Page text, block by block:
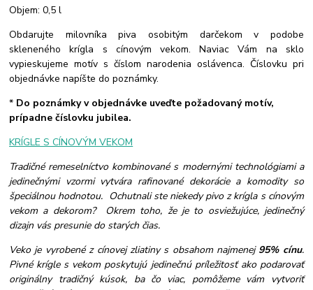
Objem: 0,5 l
Obdarujte milovníka piva osobitým darčekom v podobe
skleneného krígla s cínovým vekom. Naviac Vám na sklo
vypieskujeme motív s číslom narodenia oslávenca. Číslovku pri
objednávke napíšte do poznámky.
* Do poznámky v objednávke uveďte požadovaný motív,
prípadne číslovku jubilea.
KRÍGLE S CÍNOVÝM VEKOM
Tradičné remeselníctvo kombinované s modernými technológiami a
jedinečnými vzormi vytvára rafinované dekorácie a komodity so
špeciálnou hodnotou. Ochutnali ste niekedy pivo z krígla s cínovým
vekom a dekorom? Okrem toho, že je to osviežujúce, jedinečný
dizajn vás presunie do starých čias.
Veko je vyrobené z cínovej zliatiny s obsahom najmenej 95% cínu.
Pivné krígle s vekom poskytujú jedinečnú príležitosť ako podarovať
originálny tradičný kúsok, ba čo viac, pomôžeme vám vytvoriť